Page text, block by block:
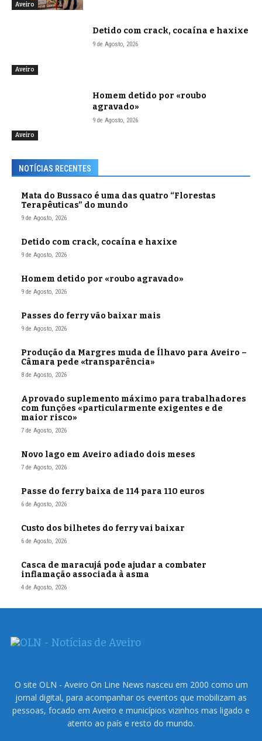
Aveiro
Aveiro
Detido com crack, cocaína e haxixe
9 de Agosto, 2026
Aveiro
Homem detido por «roubo
agravado»
9 de Agosto, 2026
NOTÍCIAS RECENTES
Mata do Bussaco é uma das quatro “Florestas
Terapêuticas” do mundo
9 de Agosto, 2026
Detido com crack, cocaína e haxixe
9 de Agosto, 2026
Homem detido por «roubo agravado»
9 de Agosto, 2026
Passes do ferry vão baixar mais
9 de Agosto, 2026
Produção da Margres muda de Ílhavo para Aveiro –
Câmara pede «transparência»
8 de Agosto, 2026
Aprovado suplemento máximo para trabalhadores
com funções «particularmente exigentes e de
maior risco»
7 de Agosto, 2026
Novo lago em Aveiro adiado dois meses
7 de Agosto, 2026
Passe do ferry baixa de 114 para 110 euros
6 de Agosto, 2026
Custo dos bilhetes do ferry vai baixar
6 de Agosto, 2026
Casca de maracujá pode ajudar a combater
inflamação associada à asma
4 de Agosto, 2026
O site OLN - Aveiro On Line News nasceu em 2000 como um
jornal digital, para acompanhar os eventos que mobilizam as
pessoas, focado em Aveiro e municípios vizinhos mas ligado e
atento ao país e resto do mundo.